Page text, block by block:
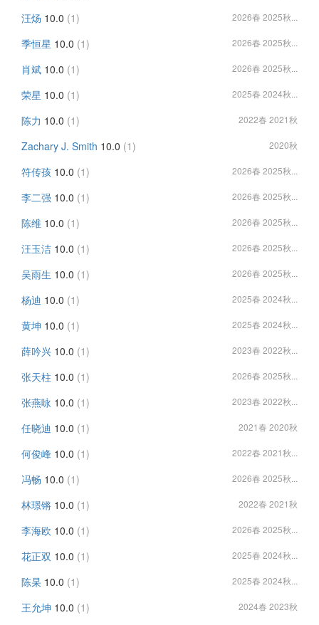
汪炀 10.0 (1) 2026春 2025秋...
季恒星 10.0 (1) 2026春 2025秋...
肖斌 10.0 (1) 2026春 2025秋...
荣星 10.0 (1) 2025春 2024秋...
陈力 10.0 (1) 2022春 2021秋
Zachary J. Smith 10.0 (1) 2020秋
符传孩 10.0 (1) 2026春 2025秋...
李二强 10.0 (1) 2026春 2025秋...
陈维 10.0 (1) 2026春 2025秋...
汪玉洁 10.0 (1) 2026春 2025秋...
吴雨生 10.0 (1) 2026春 2025秋...
杨迪 10.0 (1) 2025春 2024秋...
黄坤 10.0 (1) 2025春 2024秋...
薛吟兴 10.0 (1) 2023春 2022秋...
张天柱 10.0 (1) 2026春 2025秋...
张燕咏 10.0 (1) 2023春 2022秋...
任晓迪 10.0 (1) 2021春 2020秋
何俊峰 10.0 (1) 2022春 2021秋...
冯畅 10.0 (1) 2026春 2025秋...
林璟锵 10.0 (1) 2022春 2021秋
李海欧 10.0 (1) 2026春 2025秋...
花正双 10.0 (1) 2025春 2024秋...
陈杲 10.0 (1) 2025春 2024秋...
王允坤 10.0 (1) 2024春 2023秋